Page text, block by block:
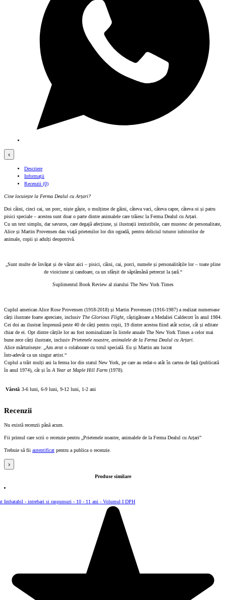
‹
Descriere
Informații
Recenzii (0)
Cine locuiește la Ferma Dealul cu Arțari?
Doi câini, cinci cai, un porc, niște gâște, o mulțime de găini, câteva vaci, câteva capre, câteva oi și patru
pisici speciale – acestea sunt doar o parte dintre animalele care trăiesc la Ferma Dealul cu Arțari.
Cu un text simplu, dar savuros, care degajă afecțiune, și ilustrații irezistibile, care mustesc de personalitate,
Alice și Martin Provensen dau viață prietenilor lor din ogradă, pentru deliciul tuturor iubitorilor de
animale, copii și adulți deopotrivă.
„Sunt multe de învățat și de văzut aici – pisici, câini, cai, porci, numele și personalitățile lor – toate pline
de vioiciune și candoare, ca un sfârșit de săptămână petrecut la țară.“
Suplimentul Book Review al ziarului The New York Times
Cuplul american Alice Rose Provensen (1918-2018) și Martin Provensen (1916-1987) a realizat numeroase
cărți ilustrate foarte apreciate, inclusiv The Glorious Flight, câștigătoare a Medaliei Caldecott în anul 1984.
Cei doi au ilustrat împreună peste 40 de cărți pentru copii, 19 dintre acestea fiind atât scrise, cât și editate
chiar de ei. Opt dintre cărțile lor au fost nominalizate în listele anuale The New York Times a celor mai
bune zece cărți ilustrate, inclusiv Prietenele noastre, animalele de la Ferma Dealul cu Arțari.
Alice mărturisește: „Am avut o colaborare cu totul specială. Eu și Martin am lucrat
într-adevăr ca un singur artist.“
Cuplul a trăit mulți ani la ferma lor din statul New York, pe care au redat-o atât în cartea de față (publicată
în anul 1974), cât și înA Year at Maple Hill Farm (1978).
Vârstă 3-6 luni, 6-9 luni, 9-12 luni, 1-2 ani
Recenzii
Nu există recenzii până acum.
Fii primul care scrii o recenzie pentru „Prietenele noastre, animalele de la Ferma Dealul cu Arțari”
Trebuie să fii autentificat pentru a publica o recenzie.
›
Produse similare